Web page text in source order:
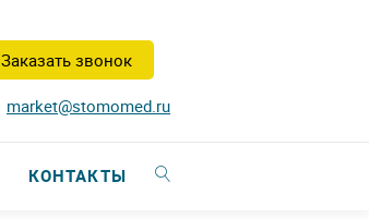
Заказать звонок
market@stomomed.ru
КОНТАКТЫ